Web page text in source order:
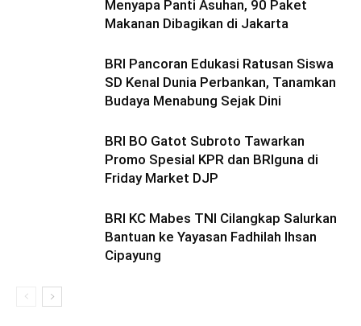
Menyapa Panti Asuhan, 90 Paket
Makanan Dibagikan di Jakarta
BRI Pancoran Edukasi Ratusan Siswa
SD Kenal Dunia Perbankan, Tanamkan
Budaya Menabung Sejak Dini
BRI BO Gatot Subroto Tawarkan
Promo Spesial KPR dan BRIguna di
Friday Market DJP
BRI KC Mabes TNI Cilangkap Salurkan
Bantuan ke Yayasan Fadhilah Ihsan
Cipayung